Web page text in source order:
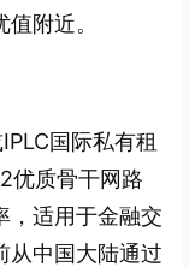
附近。
国际私有租
优质骨干网路
，适用于金融交
从中国大陆通过